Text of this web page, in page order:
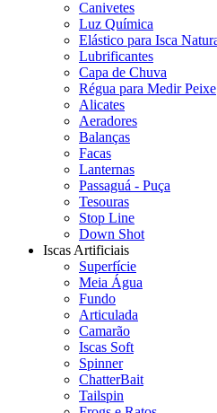
Canivetes
Luz Química
Elástico para Isca
Lubrificantes
Capa de Chuva
Régua para Medir Peixe
Alicates
Aeradores
Balanças
Facas
Lanternas
Passaguá - Puça
Tesouras
Stop Line
Down Shot
Iscas Artificiais
Superfície
Meia Água
Fundo
Articulada
Camarão
Iscas Soft
Spinner
ChatterBait
Tailspin